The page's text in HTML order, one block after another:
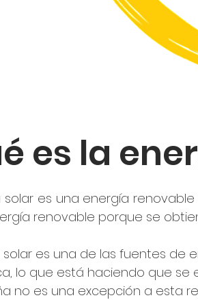
es la
solar es una energía
renovable porque se
solar es una de las fuentes de
lo que está haciendo que se
no es una excepción a